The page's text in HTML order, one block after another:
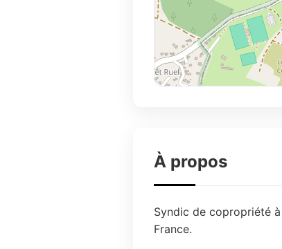
À propos
Syndic de copropriété
France.